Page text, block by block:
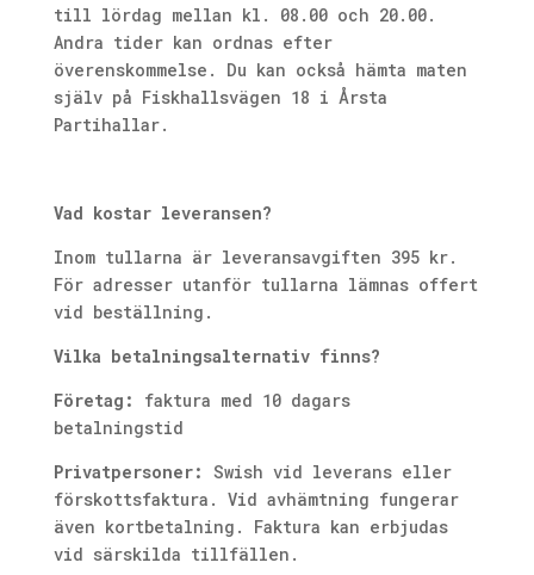
till lördag mellan kl. 08.00 och 20.00.
Andra tider kan ordnas efter
överenskommelse. Du kan också hämta maten
själv på Fiskhallsvägen 18 i Årsta
Partihallar.
Vad kostar leveransen?
Inom tullarna är leveransavgiften 395 kr.
För adresser utanför tullarna lämnas offert
vid beställning.
Vilka betalningsalternativ finns?
Företag:
faktura med 10 dagars
betalningstid
Privatpersoner: Swish vid leverans eller
förskottsfaktura. Vid avhämtning fungerar
även kortbetalning. Faktura kan erbjudas
vid särskilda tillfällen.